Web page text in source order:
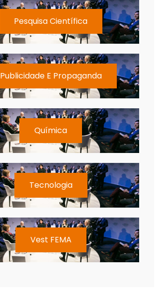
Pesquisa Científica
Publicidade E Propaganda
Química
Tecnologia
Vest FEMA